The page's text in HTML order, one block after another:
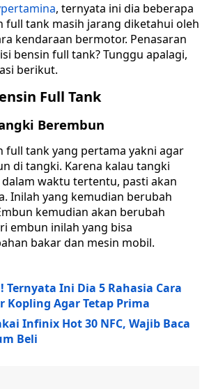
, ternyata ini dia beberapa
full tank masih jarang diketahui oleh
kendaraan bermotor. Penasaran
bensin full tank? Tunggu apalagi,
berikut.
Full Tank
Berembun
full tank yang pertama yakni agar
di tangki. Karena kalau tangki
waktu tertentu, pasti akan
Inilah yang kemudian berubah
kemudian akan berubah
embun inilah yang bisa
bakar dan mesin mobil.
Ternyata Ini Dia 5 Rahasia Cara
Kopling Agar Tetap Prima
Infinix Hot 30 NFC, Wajib Baca
Beli